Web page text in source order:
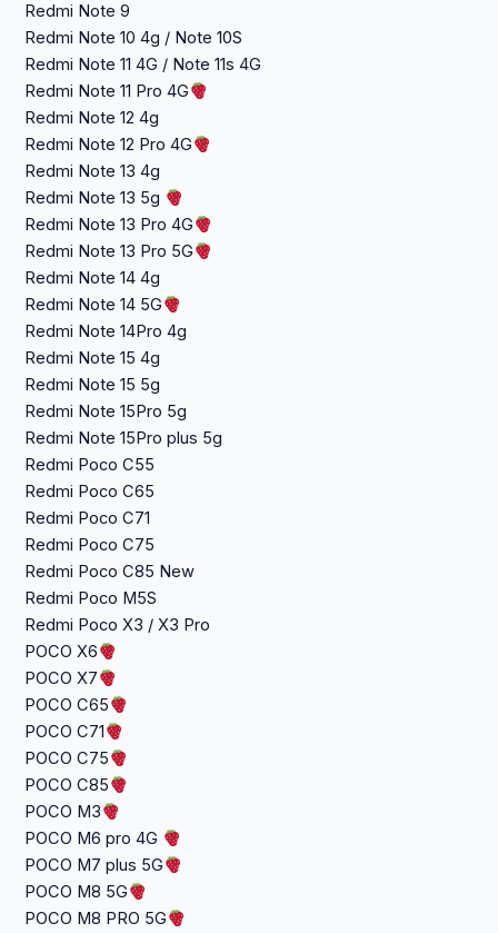
Redmi Note 9
Redmi Note 10 4g / Note 10S
Redmi Note 11 4G / Note 11s 4G
Redmi Note 11 Pro 4G
Redmi Note 12 4g
Redmi Note 12 Pro 4G
Redmi Note 13 4g
Redmi Note 13 5g
Redmi Note 13 Pro 4G
Redmi Note 13 Pro 5G
Redmi Note 14 4g
Redmi Note 14 5G
Redmi Note 14Pro 4g
Redmi Note 15 4g
Redmi Note 15 5g
Redmi Note 15Pro 5g
Redmi Note 15Pro plus 5g
Redmi Poco C55
Redmi Poco C65
Redmi Poco C71
Redmi Poco C75
Redmi Poco C85 New
Redmi Poco M5S
Redmi Poco X3 / X3 Pro
POCO X6
POCO X7
POCO C65
POCO C71
POCO C75
POCO C85
POCO M3
POCO M6 pro 4G
POCO M7 plus 5G
POCO M8 5G
POCO M8 PRO 5G